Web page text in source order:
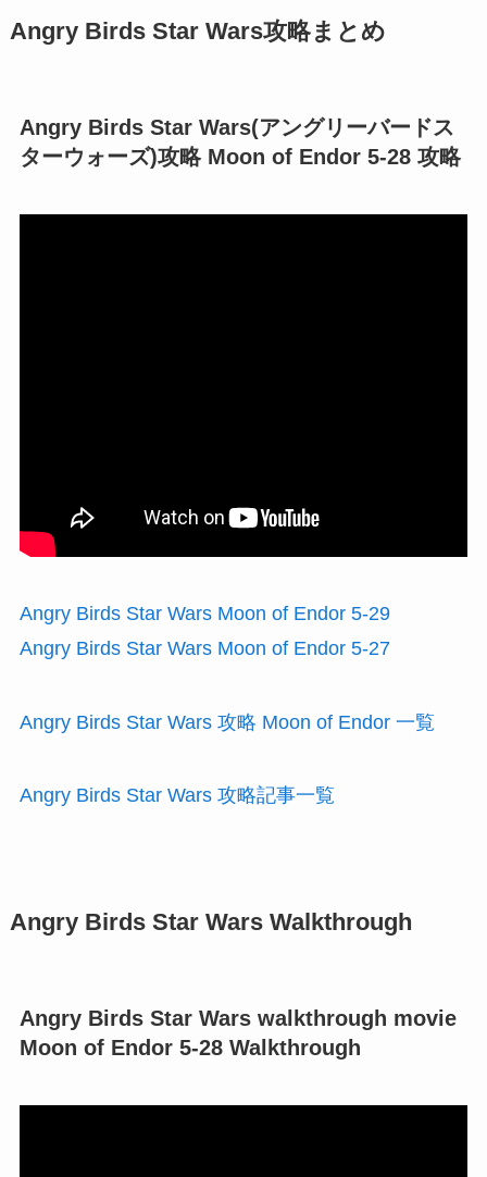
Angry Birds Star Wars攻略まとめ
Angry Birds Star Wars(アングリーバードス
ターウォーズ)攻略 Moon of Endor 5-28 攻略
Angry Birds Star Wars Moon of Endor 5-29
Angry Birds Star Wars Moon of Endor 5-27
Angry Birds Star Wars 攻略 Moon of Endor 一覧
Angry Birds Star Wars 攻略記事一覧
Angry Birds Star Wars Walkthrough
Angry Birds Star Wars walkthrough movie
Moon of Endor 5-28 Walkthrough